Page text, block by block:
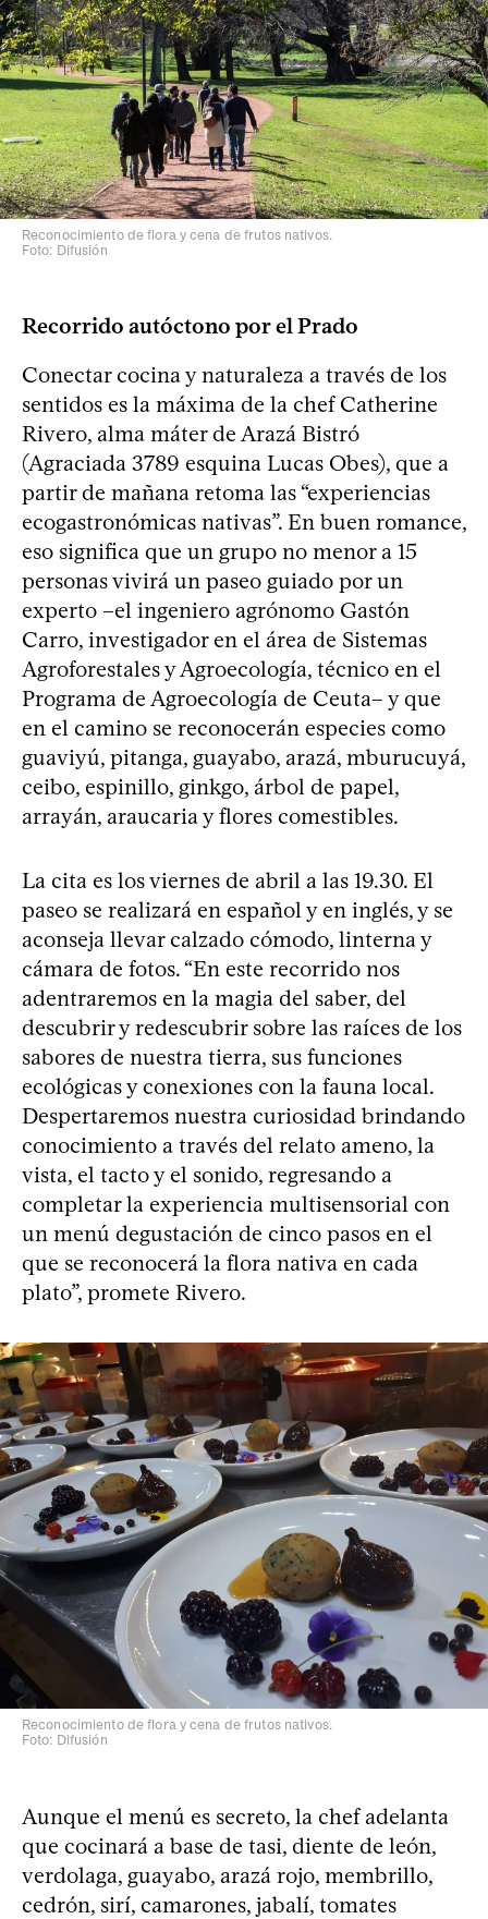
Reconocimiento de flora y cena de frutos nativos.
Foto: Difusión
Recorrido autóctono por el Prado
Conectar cocina y naturaleza a través de los
sentidos es la máxima de la chef Catherine
Rivero, alma máter de Arazá Bistró
(Agraciada 3789 esquina Lucas Obes), que a
partir de mañana retoma las “experiencias
ecogastronómicas nativas”. En buen romance,
eso significa que un grupo no menor a 15
personas vivirá un paseo guiado por un
experto –el ingeniero agrónomo Gastón
Carro, investigador en el área de Sistemas
Agroforestales y Agroecología, técnico en el
Programa de Agroecología de Ceuta– y que
en el camino se reconocerán especies como
guaviyú, pitanga, guayabo, arazá, mburucuyá,
ceibo, espinillo, ginkgo, árbol de papel,
arrayán, araucaria y flores comestibles.
La cita es los viernes de abril a las 19.30. El
paseo se realizará en español y en inglés, y se
aconseja llevar calzado cómodo, linterna y
cámara de fotos. “En este recorrido nos
adentraremos en la magia del saber, del
descubrir y redescubrir sobre las raíces de los
sabores de nuestra tierra, sus funciones
ecológicas y conexiones con la fauna local.
Despertaremos nuestra curiosidad brindando
conocimiento a través del relato ameno, la
vista, el tacto y el sonido, regresando a
completar la experiencia multisensorial con
un menú degustación de cinco pasos en el
que se reconocerá la flora nativa en cada
plato”, promete Rivero.
Reconocimiento de flora y cena de frutos nativos.
Foto: Difusión
Aunque el menú es secreto, la chef adelanta
que cocinará a base de tasi, diente de león,
verdolaga, guayabo, arazá rojo, membrillo,
cedrón, sirí, camarones, jabalí, tomates